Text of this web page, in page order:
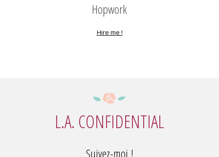
Hopwork
Hire me !
L.A. CONFIDENTIAL
Suivez-moi !